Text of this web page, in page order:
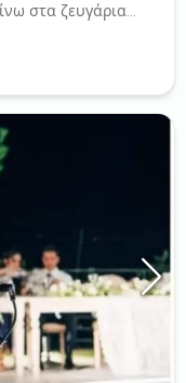
στα ζευγάρια
είτε με